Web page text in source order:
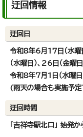
迂回情報
迂回日
令和8年6月17日（水曜
（水曜日）、26日（金曜
令和8年7月1日（水曜日
(雨天の場合も実施予
迂回時間
「吉祥寺駅北口」 始発